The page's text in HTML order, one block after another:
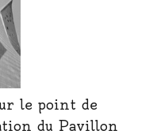
le point de
du Pavillon